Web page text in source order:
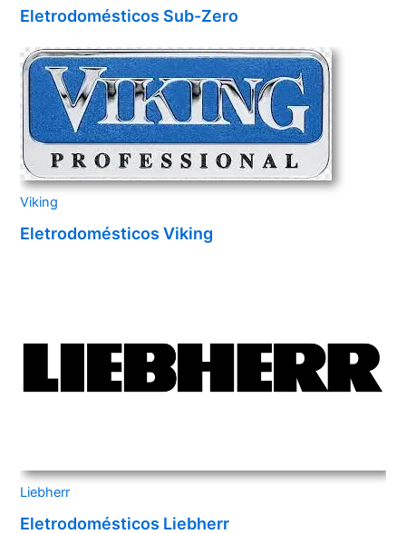
Eletrodomésticos Sub-Zero
Viking
Eletrodomésticos Viking
Liebherr
Eletrodomésticos Liebherr